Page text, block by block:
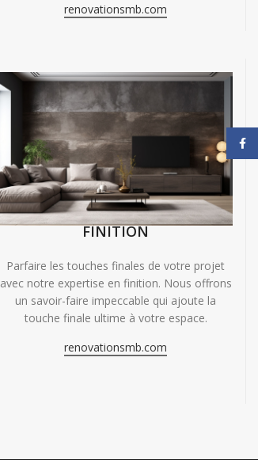
renovationsmb.com
FINITION
Parfaire les touches finales de votre projet
avec notre expertise en finition. Nous offrons
un savoir-faire impeccable qui ajoute la
touche finale ultime à votre espace.
renovationsmb.com